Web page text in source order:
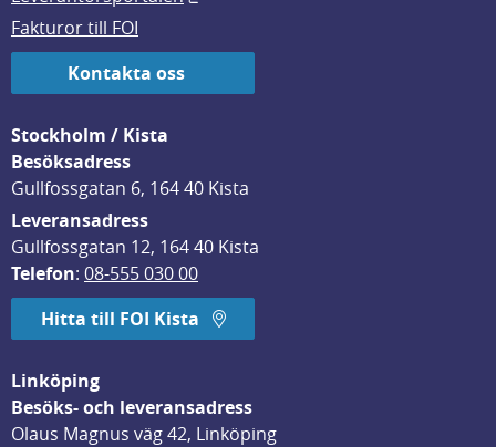
Fakturor till FOI
Kontakta oss
Stockholm / Kista
Besöksadress
Gullfossgatan 6, 164 40 Kista
Leveransadress
Gullfossgatan 12, 164 40 Kista
Telefon: 08-555 030 00
Hitta till FOI Kista
Linköping
Besöks- och leveransadress
Olaus Magnus väg 42, Linköping